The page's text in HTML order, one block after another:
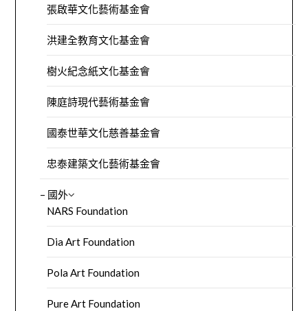
張啟華文化藝術基金會
洪建全教育文化基金會
樹火紀念紙文化基金會
陳庭詩現代藝術基金會
國泰世華文化慈善基金會
忠泰建築文化藝術基金會
– 國外
NARS Foundation
Dia Art Foundation
Pola Art Foundation
Pure Art Foundation